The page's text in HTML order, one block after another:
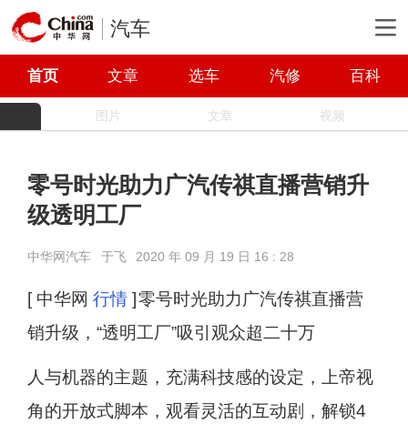
汽车
首页 文章 选车 汽修 百科
图片 文章 视频
零号时光助力广汽传祺直播营销升
级透明工厂
中华网汽车 于飞 2020 年 09 月 19 日 16 : 28
[ 中华网 行情] 零号时光助力广汽传祺直播营
销升级，“透明工厂”吸引观众超二十万
人与机器的主题，充满科技感的设定，上帝视
角的开放式脚本，观看灵活的互动剧，解锁4